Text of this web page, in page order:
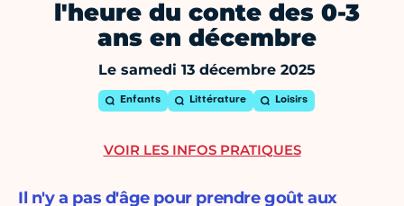
l'heure du conte des 0-3
ans en décembre
Le samedi 13 décembre 2025
Enfants Littérature Loisirs
Il n'y a pas d'âge pour prendre goût aux
VOIR LES INFOS PRATIQUES